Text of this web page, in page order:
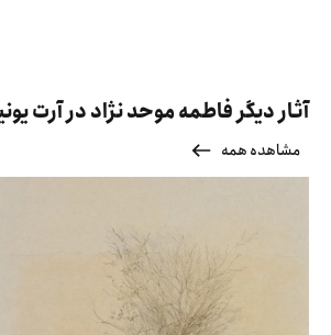
آثار دیگر فاطمه موحد نژاد در آرت
مشاهده همه